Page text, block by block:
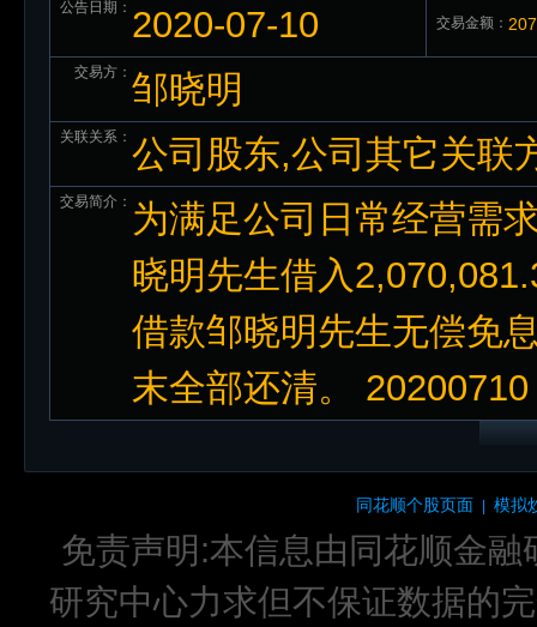
公告日期： 2020-07-10 交易金额：
交易方： 邹晓明
关联关系： 公司股东,公司其它关联
交易简介： 为满足公司日常经营需
晓明先生借入
借款邹晓明先生无偿免
末全部还清。
同花顺个股页面 模拟
免责声明:本信息由同花顺金
研究中心力求但不保证数据的